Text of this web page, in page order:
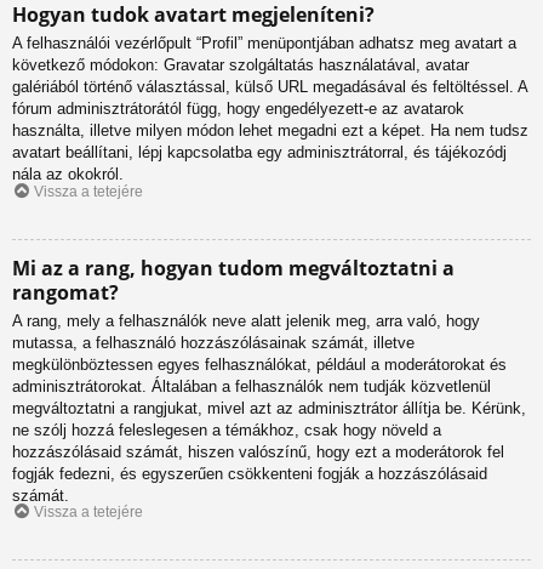
Hogyan tudok avatart megjeleníteni?
A felhasználói vezérlőpult “Profil” menüpontjában adhatsz meg avatart a
következő módokon: Gravatar szolgáltatás használatával, avatar
galériából történő választással, külső URL megadásával és feltöltéssel. A
fórum adminisztrátorától függ, hogy engedélyezett-e az avatarok
használta, illetve milyen módon lehet megadni ezt a képet. Ha nem tudsz
avatart beállítani, lépj kapcsolatba egy adminisztrátorral, és tájékozódj
nála az okokról.
Vissza a tetejére
Mi az a rang, hogyan tudom megváltoztatni a
rangomat?
A rang, mely a felhasználók neve alatt jelenik meg, arra való, hogy
mutassa, a felhasználó hozzászólásainak számát, illetve
megkülönböztessen egyes felhasználókat, például a moderátorokat és
adminisztrátorokat. Általában a felhasználók nem tudják közvetlenül
megváltoztatni a rangjukat, mivel azt az adminisztrátor állítja be. Kérünk,
ne szólj hozzá feleslegesen a témákhoz, csak hogy növeld a
hozzászólásaid számát, hiszen valószínű, hogy ezt a moderátorok fel
fogják fedezni, és egyszerűen csökkenteni fogják a hozzászólásaid
számát.
Vissza a tetejére